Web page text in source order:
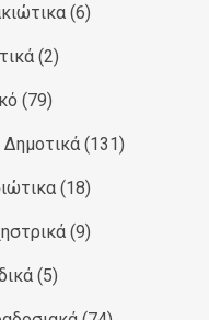
(6)
(2)
(79)
(131)
(18)
(9)
(5)